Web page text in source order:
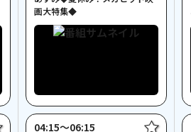
画大特集◆
04:15〜06:15